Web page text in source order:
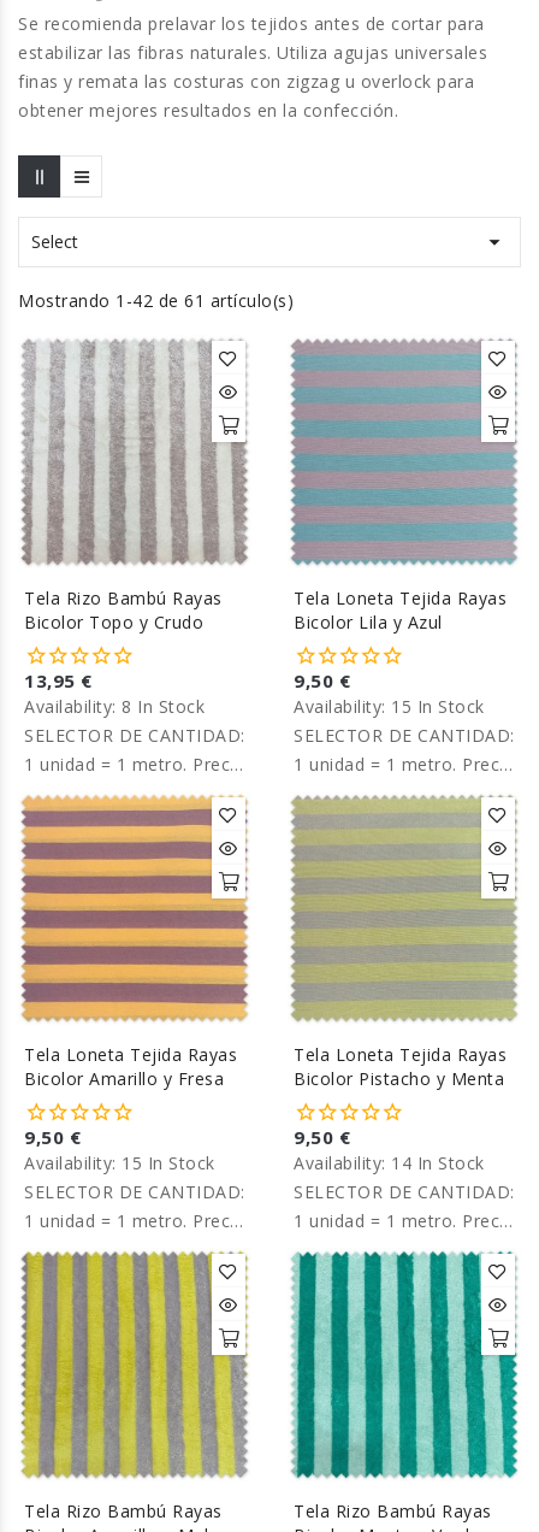
Se recomienda prelavar los tejidos antes de cortar para
estabilizar las fibras naturales. Utiliza agujas universales
finas y remata las costuras con zigzag u overlock para
obtener mejores resultados en la confección.
Select 
Mostrando 1-42 de 61 artículo(s)
Tela Rizo Bambú Rayas
Bicolor Topo y Crudo
13,95 €
Availability: 8 In Stock
SELECTOR DE CANTIDAD:
1 unidad = 1 metro. Precio
por metro.
Tela Loneta Tejida Rayas
Bicolor Lila y Azul
9,50 €
Availability: 15 In Stock
SELECTOR DE CANTIDAD:
1 unidad = 1 metro. Precio
por metro.
Tela Loneta Tejida Rayas
Bicolor Amarillo y Fresa
9,50 €
Availability: 15 In Stock
SELECTOR DE CANTIDAD:
1 unidad = 1 metro. Precio
por metro.
Tela Loneta Tejida Rayas
Bicolor Pistacho y Menta
9,50 €
Availability: 14 In Stock
SELECTOR DE CANTIDAD:
1 unidad = 1 metro. Precio
por metro.
Tela Rizo Bambú Rayas
Tela Rizo Bambú Rayas